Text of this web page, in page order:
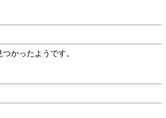
かったようです。